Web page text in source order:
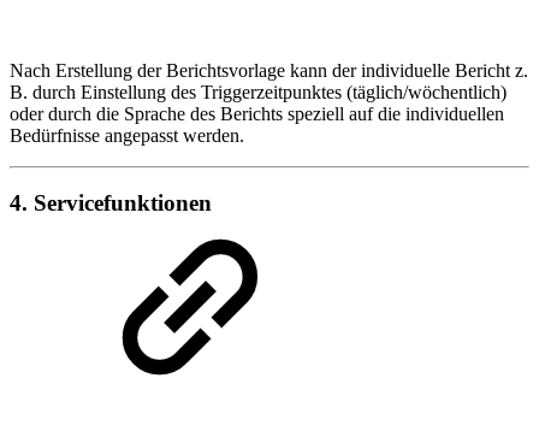
Nach Erstellung der Berichtsvorlage kann der individuelle Bericht z.
B. durch Einstellung des Triggerzeitpunktes (täglich/wöchentlich)
oder durch die Sprache des Berichts speziell auf die individuellen
Bedürfnisse angepasst werden.
4. Servicefunktionen